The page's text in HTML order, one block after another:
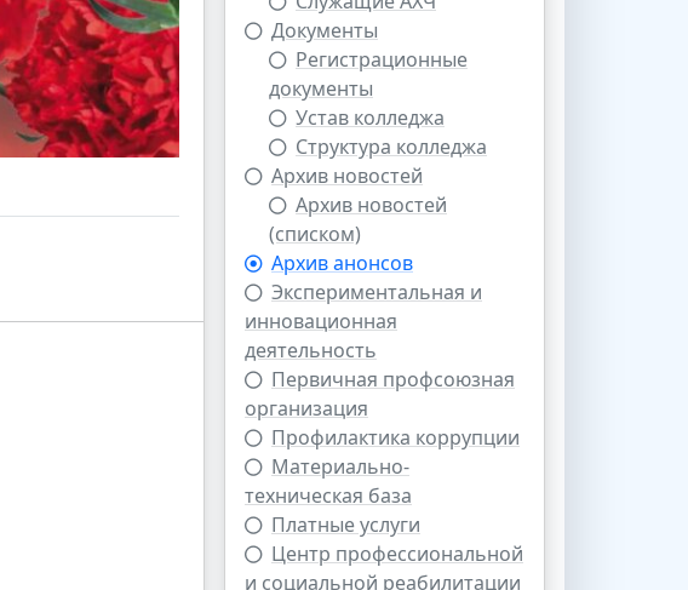
Документы
Регистрационные
документы
Устав колледжа
Структура колледжа
Архив новостей
Архив новостей
(списком)
Архив анонсов
Экспериментальная и
инновационная
деятельность
Первичная профсоюзная
организация
Профилактика коррупции
Материально-
техническая база
Платные услуги
Центр профессиональной
и социальной реабилитации